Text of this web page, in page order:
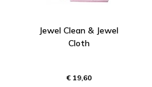
Jewel Clean & Jewel
Cloth
€ 19,60